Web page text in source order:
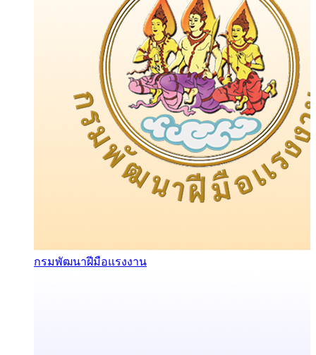
กรมพัฒนาฝีมือแรงงาน